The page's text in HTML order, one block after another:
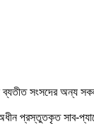
ব্যতীত সংসদের অন্য
প্রস্তুতকৃত সাব-